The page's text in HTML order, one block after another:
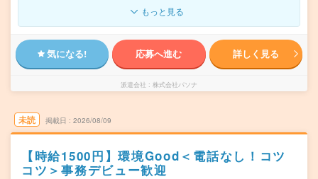
もっと見る
気になる! 応募へ進む 詳しく見る
派遣会社 株式会社パソナ
未読 掲載日 2026/08/09
【時給1500円】環境Good＜電話なし！コツ
コツ＞事務デビュー歓迎